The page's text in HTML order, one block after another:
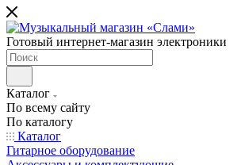
Готовый интернет-магазин электроники
Каталог
По всему сайту
По каталогу
Каталог
Гитарное оборудование